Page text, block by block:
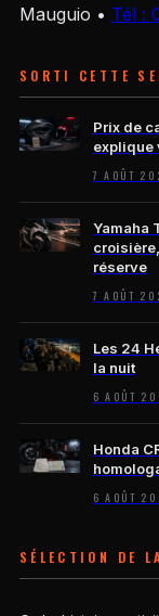
Mauguio • Tél :
SORTI CETTE
Prix de
explique
7 AOÛT
Yamaha
réserve
7 AOÛT
Les 24
la nuit
6 AOÛT
Honda
6 AOÛT
SÉLECTION DE